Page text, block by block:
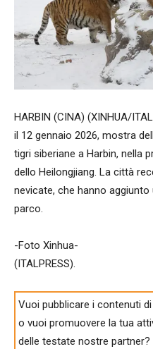
HARBIN (CINA) (XINHUA/
il 12 gennaio 2026, mostra
tigri siberiane a Harbin, nella
dello Heilongjiang. La città
nevicate, che hanno
parco.
-Foto Xinhua-
(ITALPRESS).
Vuoi pubblicare i contenuti
o vuoi promuovere la tua
delle testate nostre